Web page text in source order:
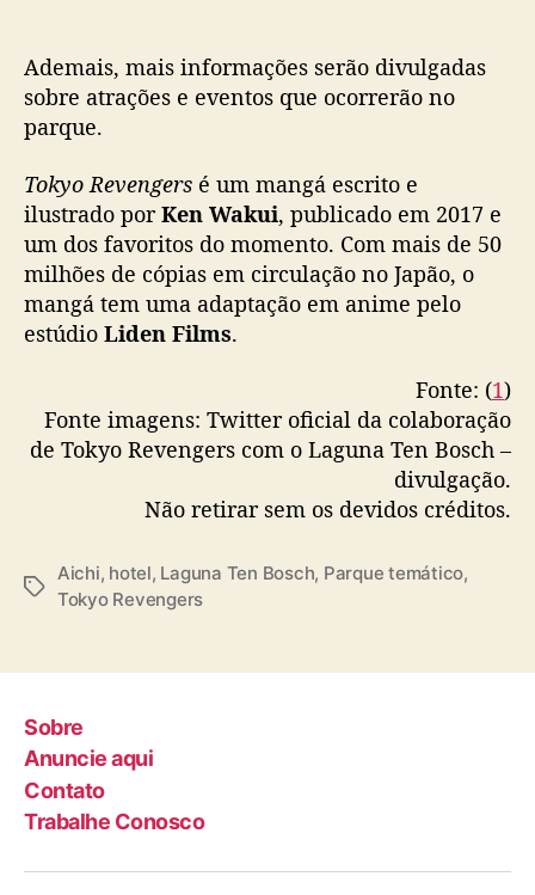
メージを公開！
海賊衣装の東卍メンバーと一緒に変なホテルに
宿泊🏴
▼ご予約はこちらhttps://t.co/WwiKYhMVjB
pic.twitter.com/WS9LmY3j98
— 【公式】東京卍會決起集会 in ラグーナテン
ボス (@laguna_toman)February 14, 2022
Ademais, mais informações serão divulgadas
sobre atrações e eventos que ocorrerão no
parque.
Tokyo Revengers é um mangá escrito e
ilustrado porKen Wakui, publicado em 2017 e
um dos favoritos do momento. Com mais de 50
milhões de cópias em circulação no Japão, o
mangá tem uma adaptação em anime pelo
estúdio Liden Films.
Fonte: (1)
Fonte imagens: Twitter oficial da colaboração
de Tokyo Revengers com o Laguna Ten Bosch –
divulgação.
Não retirar sem os devidos créditos.
T
Aichi, hotel, Laguna Ten Bosch, Parque temático,
Tokyo Revengers
Sobre
Anuncie aqui
Contato
Trabalhe Conosco